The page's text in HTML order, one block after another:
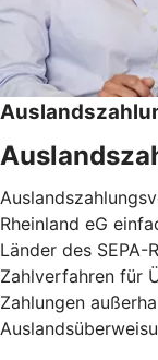
Rheinland eG
Länder des SEPA-
Zahlverfahren für
Zahlungen